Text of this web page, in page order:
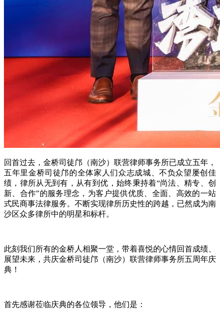
回首过去，金桥司徒邝（南沙）联营律师事务所已成立五年，
五年里金桥司徒邝的全体家人们众志成城、不负众望屡创佳
绩，律所从无到有，从有到优，始终秉持着“尚法、精专、创
新、合作”的服务理念，为客户提供优质、全面、高效的一站
式民商事法律服务。不断实现律所历史性的跨越，已然成为南
沙区众多律所中的明星和标杆。
此刻我们所有的金桥人相聚一堂，带着喜悦的心情回首成绩、
展望未来，共庆金桥司徒邝（南沙）联营律师事务所五周年庆
典！
首先感谢莅临庆典的各位领导，他们是：